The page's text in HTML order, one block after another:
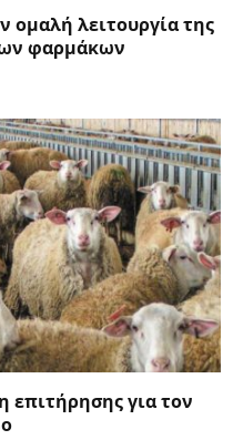
ομαλή λειτουργία της
φαρμάκων
επιτήρησης για τον